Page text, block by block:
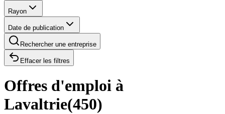
Rayon
Date de publication
Rechercher une entreprise
Effacer les filtres
Offres d'emploi à
Lavaltrie(450)